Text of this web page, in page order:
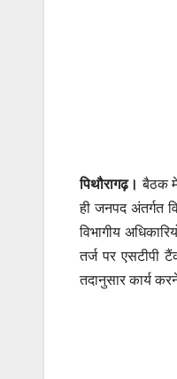
पिथौरागढ़। बैठक में
ही जनपद अंतर्गत
विभागीय
तर्ज पर एसटीपी
तदानुसार कार्य